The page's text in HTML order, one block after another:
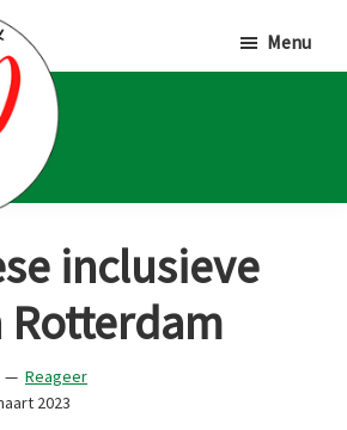
Menu
inclusieve
Rotterdam
Reageer
2023